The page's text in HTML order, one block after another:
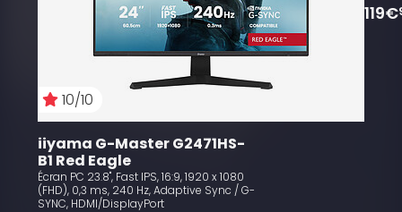
10/10
iiyama G-Master G2471HS-
B1 Red Eagle
Écran PC 23.8", Fast IPS, 16:9, 1920 x 1080
(FHD), 0,3 ms, 240 Hz, Adaptive Sync / G-
SYNC, HDMI/DisplayPort
119€